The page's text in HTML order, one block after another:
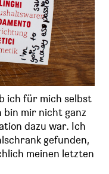
ich für mich selbst
bin mir nicht ganz
dazu war. Ich
gefunden,
meinen letzten